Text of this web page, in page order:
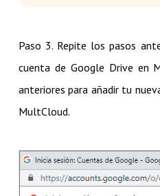
Paso 3. Repite los pasos
cuenta de Google Drive en
anteriores para añadir tu
MultCloud.